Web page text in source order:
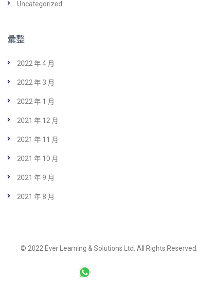
Uncategorized
彙整
2022 年 4 月
2022 年 3 月
2022 年 1 月
2021 年 12 月
2021 年 11 月
2021 年 10 月
2021 年 9 月
2021 年 8 月
© 2022 Ever Learning & Solutions Ltd. All Rights Reserved.